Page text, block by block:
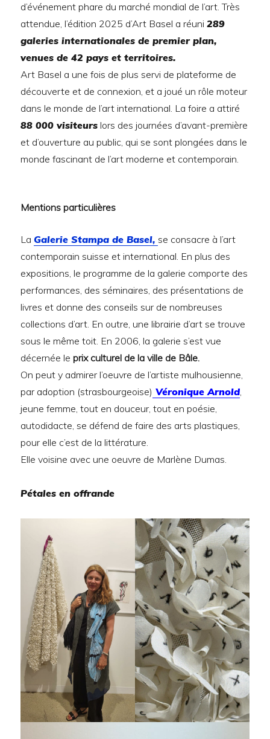
d’événement phare du marché mondial de l’art. Très
attendue, l’édition 2025 d’Art Basel a réuni289
galeries internationales de premier plan,
venues de 42 pays et territoires.
Art Basel a une fois de plus servi de plateforme de
découverte et de connexion, et a joué un rôle moteur
dans le monde de l’art international. La foire a attiré
88 000 visiteurs lors des journées d’avant-première
et d’ouverture au public, qui se sont plongées dans le
monde fascinant de l’art moderne et contemporain.
Mentions particulières
LaGalerie Stampa de Basel,se consacre à l’art
contemporain suisse et international. En plus des
expositions, le programme de la galerie comporte des
performances, des séminaires, des présentations de
livres et donne des conseils sur de nombreuses
collections d’art. En outre, une librairie d’art se trouve
sous le même toit. En 2006, la galerie s’est vue
décernée leprix culturel de la ville de Bâle.
On peut y admirer l’oeuvre de l’artiste mulhousienne,
par adoption (strasbourgeoise) Véronique Arnold,
jeune femme, tout en douceur, tout en poésie,
autodidacte, se défend de faire des arts plastiques,
pour elle c’est de la littérature.
Elle voisine avec une oeuvre de Marlène Dumas.
Pétales en offrande